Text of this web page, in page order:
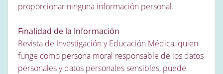
proporcionar ninguna información personal.
Finalidad de la Información
Revista de Investigación y Educación Médica, quien
funge como persona moral responsable de los datos
personales y datos personales sensibles, puede